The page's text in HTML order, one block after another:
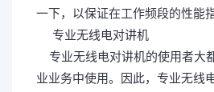
一下，以保证在工作频段的性能指
专业无线电对讲机
专业无线电对讲机的使用者大
业业务中使用。因此，专业无线